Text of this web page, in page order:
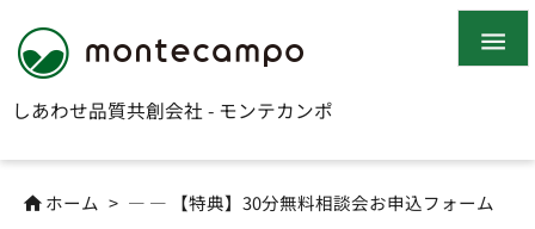
しあわせ品質共創会社 - モンテカンポ

 ホーム > — — 【特典】30分無料相談会お申込フォーム